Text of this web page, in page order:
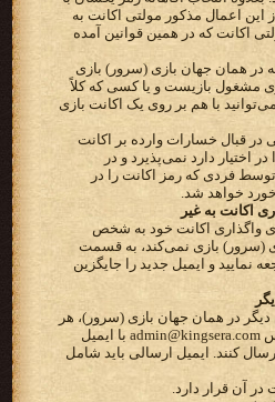
اعمال مذکور مولتی اکانت به
اکانت که در همین قوانین آمده
در همان جهان بازی (سرور) بازی
مشغول بازیست و یا کسی که کلاً
با هم بر روی یک اکانت بازی
در قبال خسارات وارده بر اکانت
دارد نمی‌پذیرد و در
فردی که رمز اکانت را در
خواهد شد.
واگذاری اکانت خود به شخص
(سرور) بازی نمی‌کند، به قسمت
نمایید و ایمیل جدید را جایگزین
در همان جهان بازی (سرور)، هر
دو بازیکن باید ایمیلی به آدرس admin@kingsera.com با ایمیل
کنند. ایمیل ارسالی باید شامل
آن قرار دارد.